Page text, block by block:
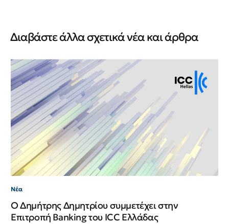
Διαβάστε άλλα σχετικά νέα και άρθρα
Νέα
Ο Δημήτρης Δημητρίου συμμετέχει στην
Επιτροπή Banking του ICC Ελλάδας